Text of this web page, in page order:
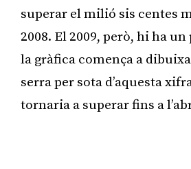
superar el milió sis centes
2008. El 2009, però, hi ha
la gràfica comença a
serra per sota d’aquesta
tornaria a superar fins a